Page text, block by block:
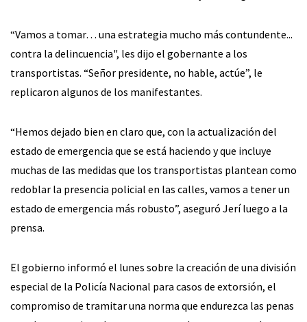
“Vamos a tomar… una estrategia mucho más contundente...
contra la delincuencia", les dijo el gobernante a los
transportistas. “Señor presidente, no hable, actúe”, le
replicaron algunos de los manifestantes.
“Hemos dejado bien en claro que, con la actualización del
estado de emergencia que se está haciendo y que incluye
muchas de las medidas que los transportistas plantean como
redoblar la presencia policial en las calles, vamos a tener un
estado de emergencia más robusto”, aseguró Jerí luego a la
prensa.
El gobierno informó el lunes sobre la creación de una división
especial de la Policía Nacional para casos de extorsión, el
compromiso de tramitar una norma que endurezca las penas